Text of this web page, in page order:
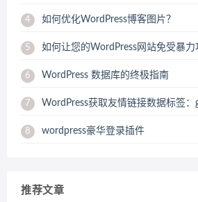
4 如何优化WordPress博客图片？
5 如何让您的WordPress网站免受暴力
6 WordPress 数据库的终极指南
7 WordPress获取友情链接数据标签：
8 wordpress豪华登录插件
推荐文章